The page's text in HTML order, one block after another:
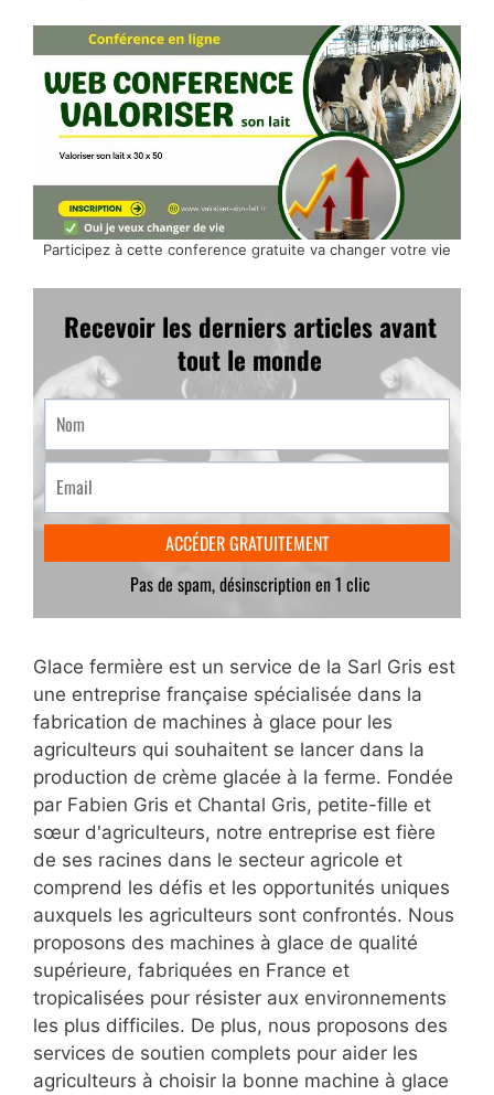
Participez à cette conference gratuite va changer votre vie
Glace fermière est un service de la Sarl Gris est
une entreprise française spécialisée dans la
fabrication de machines à glace pour les
agriculteurs qui souhaitent se lancer dans la
production de crème glacée à la ferme. Fondée
par Fabien Gris et Chantal Gris, petite-fille et
sœur d'agriculteurs, notre entreprise est fière
de ses racines dans le secteur agricole et
comprend les défis et les opportunités uniques
auxquels les agriculteurs sont confrontés. Nous
proposons des machines à glace de qualité
supérieure, fabriquées en France et
tropicalisées pour résister aux environnements
les plus difficiles. De plus, nous proposons des
services de soutien complets pour aider les
agriculteurs à choisir la bonne machine à glace